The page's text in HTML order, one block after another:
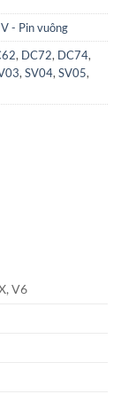
- Pin vuông
, DC72, DC74,
, SV04, SV05,
V6